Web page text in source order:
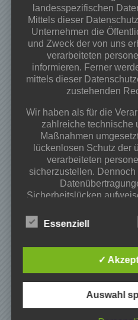
Veranstaltungen
Frühjahrsputz
Osterfeuer
Begegnungs-
Mai
März
Juni
April
landesspezifischen
Mittels dieser
Unternehmen die
und Zweck der von uns
verarbeiteten
informieren. Ferner
mittels dieser
zustehenden
Wir haben als für die
zahlreiche technische
Maßnahmen
lückenlosen Schutz der
verarbeiteten
sicherzustellen.
Sicherheitslücken
diesem Grund steht es
frei,
uns zu
Die
Essenziell
✓
Auswahl